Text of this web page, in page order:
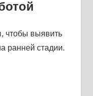
чтобы выявить
ранней стадии.